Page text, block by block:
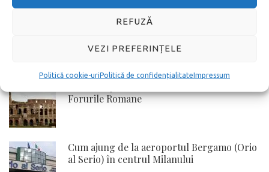
REFUZĂ
VEZI PREFERINȚELE
Politică cookie-uriPolitică de confidențialitateImpressum
Toate metodele de a ajunge de la
Berlin
Forurile Romane
Cum ajung de la aeroportul Bergamo (Orio
al Serio) în centrul Milanului